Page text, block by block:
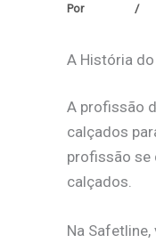
Por /
A História
A profissão
calçados
profissão se
calçados.
Na